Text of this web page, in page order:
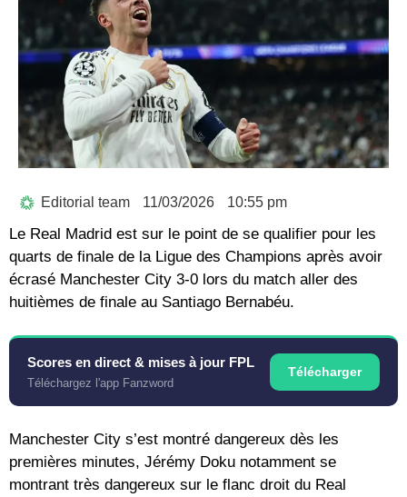
Editorial team 11/03/2026 10:55 pm
Le Real Madrid est sur le point de se qualifier pour les
quarts de finale de la Ligue des Champions après avoir
écrasé Manchester City 3-0 lors du match aller des
huitièmes de finale au Santiago Bernabéu.
Scores en direct & mises à jour FPL
Téléchargez l'app Fanzword
Télécharger
Manchester City s’est montré dangereux dès les
premières minutes, Jérémy Doku notamment se
montrant très dangereux sur le flanc droit du Real